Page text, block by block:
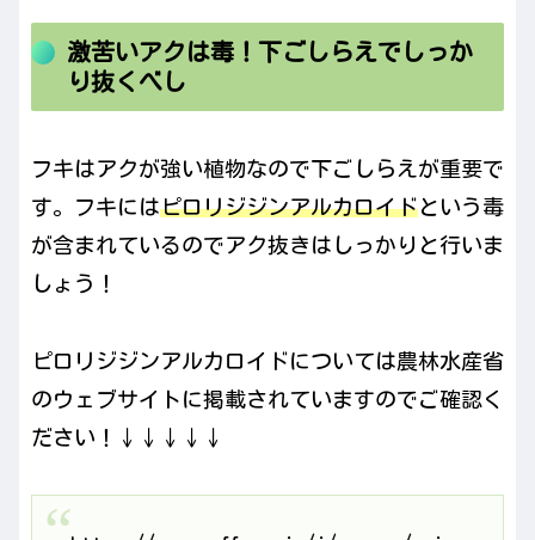
激苦いアクは毒！下ごしらえでしっか
り抜くべし
フキはアクが強い植物なので下ごしらえが重要で
す。フキにはピロリジジンアルカロイドという毒
が含まれているのでアク抜きはしっかりと行いま
しょう！
ピロリジジンアルカロイドについては農林水産省
のウェブサイトに掲載されていますのでご確認く
ださい！↓↓↓↓↓